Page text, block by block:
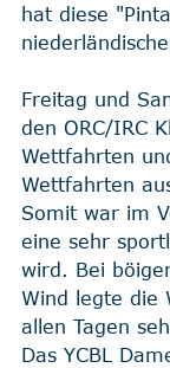
hat diese
Freitag und
den ORC/IRC
Wettfahrten
Wettfahrten
Somit war im
eine sehr
wird. Bei
Wind legte die
allen Tagen
Das YCBL